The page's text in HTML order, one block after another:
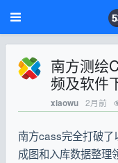
南方测绘
频及软件
xiaowu 2月前
南方cass完全打破了
成图和入库数据整理